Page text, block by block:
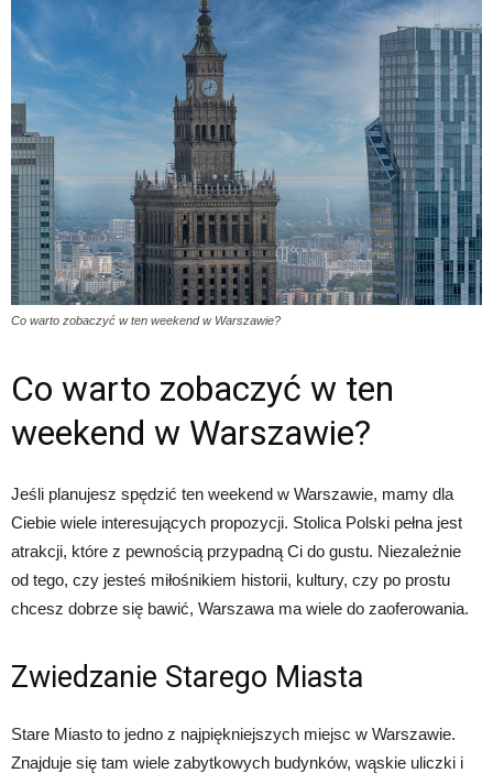
Co warto zobaczyć w ten weekend w Warszawie?
Co warto zobaczyć w ten
weekend w Warszawie?
Jeśli planujesz spędzić ten weekend w Warszawie, mamy dla
Ciebie wiele interesujących propozycji. Stolica Polski pełna jest
atrakcji, które z pewnością przypadną Ci do gustu. Niezależnie
od tego, czy jesteś miłośnikiem historii, kultury, czy po prostu
chcesz dobrze się bawić, Warszawa ma wiele do zaoferowania.
Zwiedzanie Starego Miasta
Stare Miasto to jedno z najpiękniejszych miejsc w Warszawie.
Znajduje się tam wiele zabytkowych budynków, wąskie uliczki i